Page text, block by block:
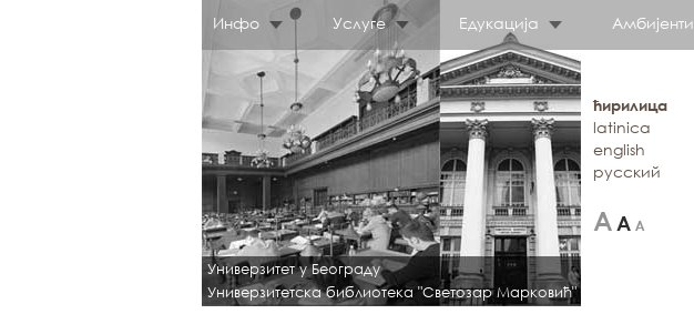
Инфо Услуге Едукација Амбијенти
Универзитет у Београду
Универзитетска библиотека "Светозар Марковић"
ћирилица
latinica
english
русский